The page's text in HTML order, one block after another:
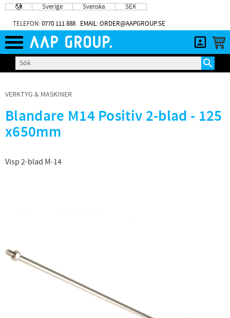
Meny
Sverige Svenska SEK
TELEFON:0770 111 888 EMAIL: ORDER@AAPGROUP.SE
VERKTYG & MASKINER
Blandare M14 Positiv 2-blad - 125
x650mm
Visp 2-blad M-14